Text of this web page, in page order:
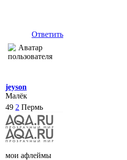
Ответить
jeyson
Малёк
49 2 Пермь
мои афлеймы